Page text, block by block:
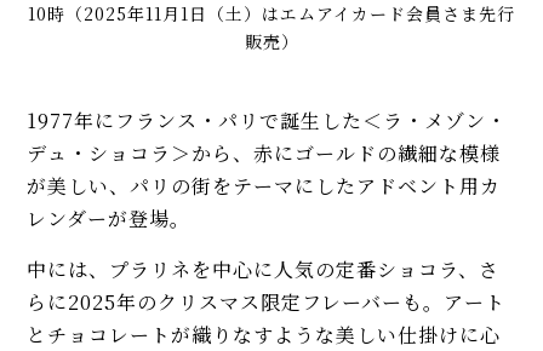
10時（2025年11月1日（土）はエムアイカード会員さま先行
販売）
1977年にフランス・パリで誕生した＜ラ・メゾン・
デュ・ショコラ＞から、赤にゴールドの繊細な模様
が美しい、パリの街をテーマにしたアドベント用カ
レンダーが登場。
中には、プラリネを中心に人気の定番ショコラ、さ
らに2025年のクリスマス限定フレーバーも。アート
とチョコレートが織りなすような美しい仕掛けに心